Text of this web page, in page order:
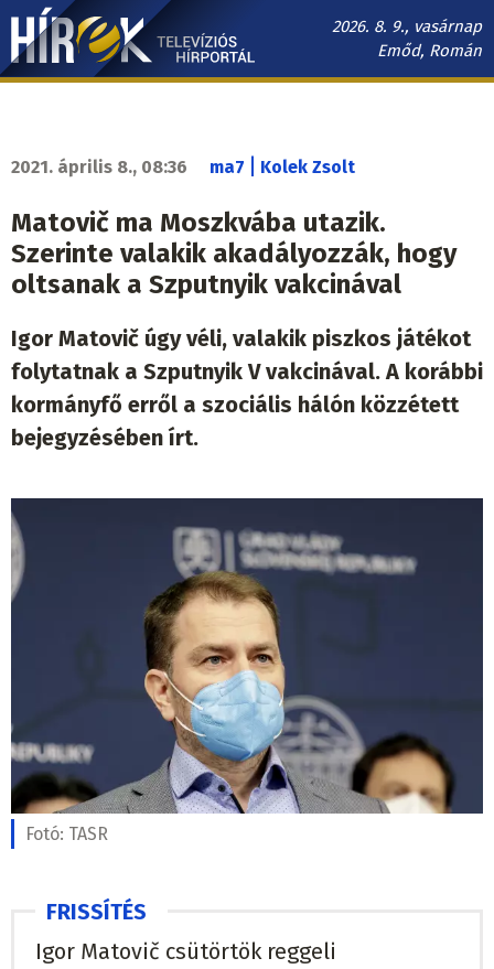
Ugrás
tartalomra
2026. 8. 9., vasárnap
Emőd, Román
Hírek.sk
2021. április 8., 08:36 ma7 Kolek Zsolt
Matovič ma Moszkvába utazik.
Szerinte valakik akadályozzák, hogy
oltsanak a Szputnyik vakcinával
Igor Matovič úgy véli, valakik piszkos játékot
folytatnak a Szputnyik V vakcinával. A korábbi
kormányfő erről a szociális hálón közzétett
bejegyzésében írt.
Fotó: TASR
Igor Matovič csütörtök reggeli